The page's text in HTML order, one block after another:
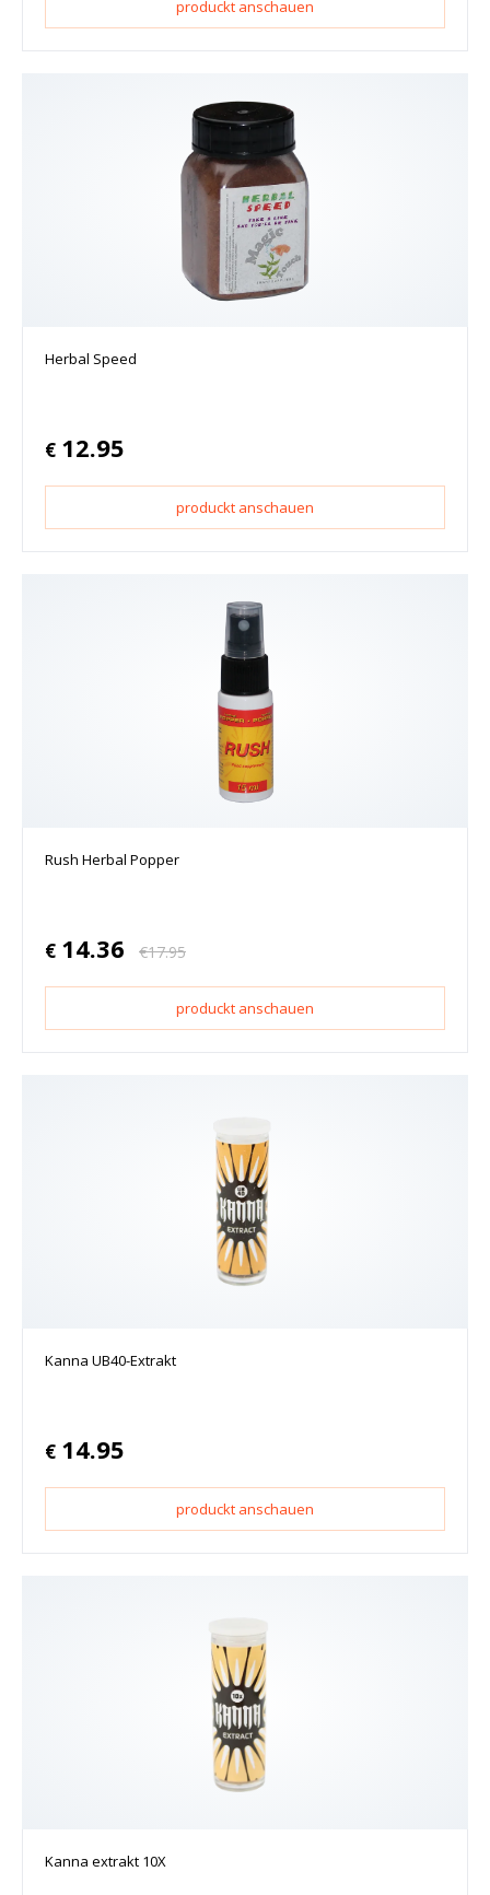
produckt anschauen
Herbal Speed
€ 12.95
produckt anschauen
Rush Herbal Popper
€ 14.36 €17.95
produckt anschauen
Kanna UB40-Extrakt
€ 14.95
produckt anschauen
Kanna extrakt 10X